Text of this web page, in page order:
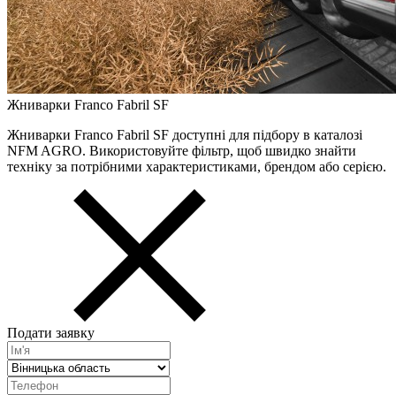
Жниварки Franco Fabril SF
Жниварки Franco Fabril SF доступні для підбору в каталозі
NFM AGRO. Використовуйте фільтр, щоб швидко знайти
техніку за потрібними характеристиками, брендом або серією.
Подати заявку